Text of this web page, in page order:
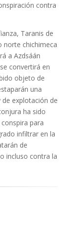
contra
Taranis de
norte chichimeca
a Azdsáán
convertirá en
objeto de
una
explotación de
ha sido
para
infiltrar en la
de
incluso contra la